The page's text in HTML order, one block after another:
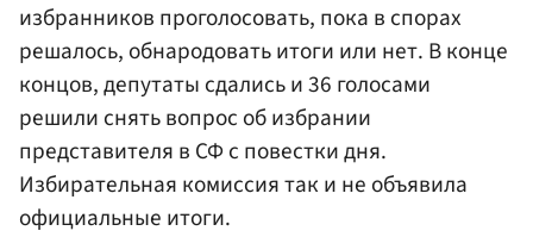
избранников проголосовать, пока в спорах
решалось, обнародовать итоги или нет. В конце
концов, депутаты сдались и 36 голосами
решили снять вопрос об избрании
представителя в СФ с повестки дня.
Избирательная комиссия так и не объявила
официальные итоги.